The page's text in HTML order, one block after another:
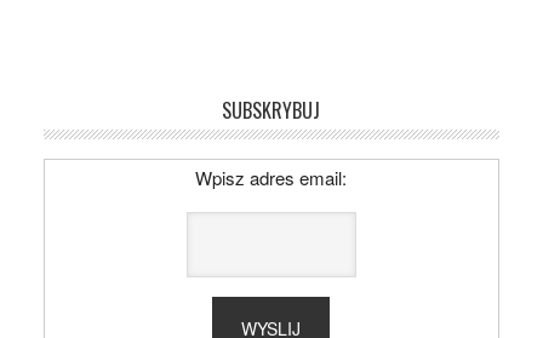
SUBSKRYBUJ
Wpisz adres email: